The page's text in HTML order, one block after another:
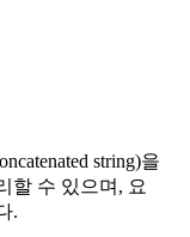
string)을
할 수 있으며, 요
.